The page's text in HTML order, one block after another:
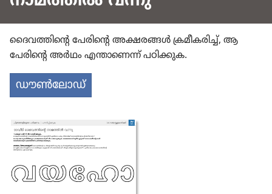
ദൈവ​ത്തി​ന്റെ പേരിന്റെ അക്ഷരങ്ങൾ ക്രമീ​ക​രിച്ച്‌, ആ
പേരിന്റെ അർഥം എന്താ​ണെന്ന്‌ പഠിക്കുക.
ഡൗൺലോഡ്‌